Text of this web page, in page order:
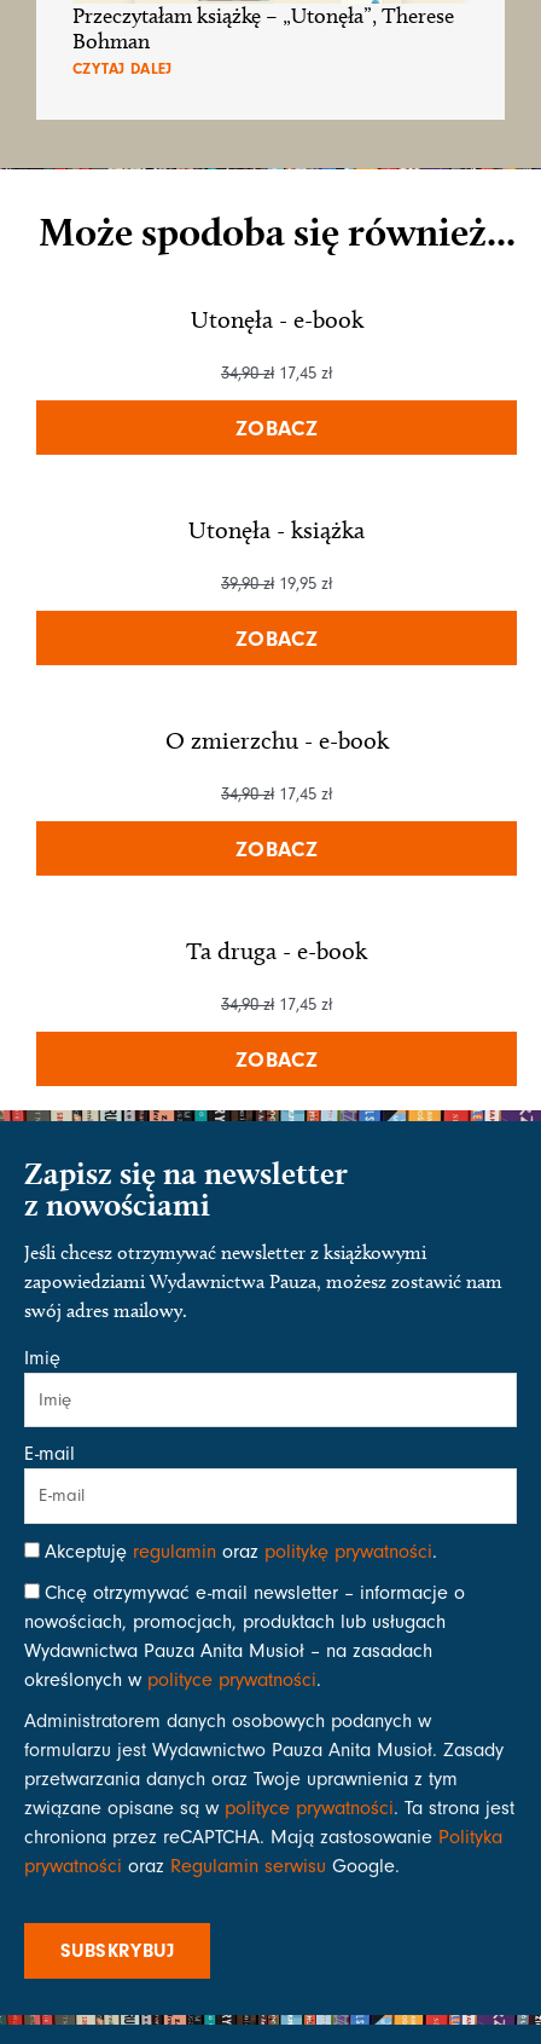
Przeczytałam książkę – „Utonęła”, Therese
Bohman
CZYTAJ DALEJ
Może spodoba się również...
Utonęła - e-book
34,90zł 17,45 zł
ZOBACZ
Utonęła - książka
39,90zł 19,95 zł
ZOBACZ
O zmierzchu - e-book
34,90zł 17,45 zł
ZOBACZ
Ta druga - e-book
34,90zł 17,45 zł
ZOBACZ
Zapisz się na newsletter
z nowościami
Jeśli chcesz otrzymywać newsletter z książkowymi
zapowiedziami Wydawnictwa Pauza, możesz zostawić nam
swój adres mailowy.
Imię
E-mail
Akceptuję regulamin oraz politykę prywatności.
Chcę otrzymywać e-mail newsletter – informacje o
nowościach, promocjach, produktach lub usługach
Wydawnictwa Pauza Anita Musioł – na zasadach
określonych w polityce prywatności.
Administratorem danych osobowych podanych w
formularzu jest Wydawnictwo Pauza Anita Musioł. Zasady
przetwarzania danych oraz Twoje uprawnienia z tym
związane opisane są w polityce prywatności. Ta strona jest
chroniona przez reCAPTCHA. Mają zastosowanie Polityka
prywatności oraz Regulamin serwisu Google.
SUBSKRYBUJ